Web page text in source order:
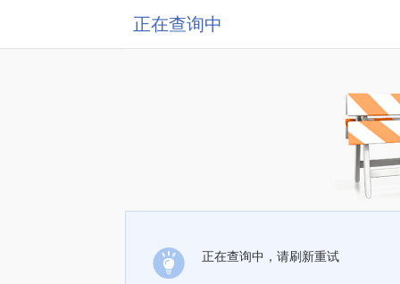
正在查询中
正在查询中，请刷新重试